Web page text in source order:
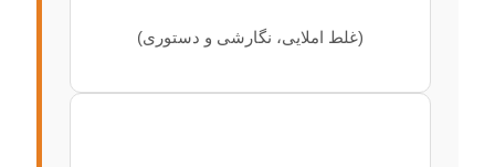
(غلط املایی، نگارشی و دستوری)